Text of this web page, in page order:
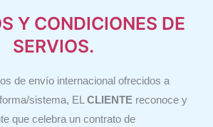
Y CONDICIONES DE
SERVIOS.
de envío internacional ofrecidos a
sistema, EL CLIENTE reconoce y
que celebra un contrato de